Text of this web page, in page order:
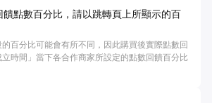
饋點數百分比，請以跳轉頁上所顯示的百
百分比可能會有所不同，因此購買後實際點數回
時間」當下各合作商家所設定的點數回饋百分比